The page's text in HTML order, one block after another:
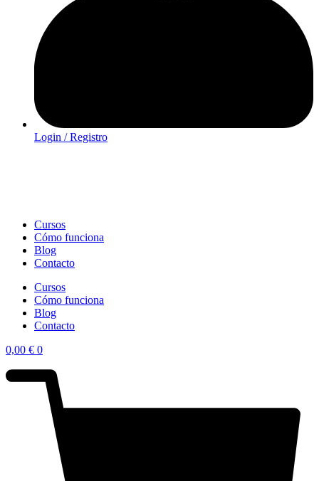
Login / Registro
Cursos
Cómo funciona
Blog
Contacto
Cursos
Cómo funciona
Blog
Contacto
0,00 € 0